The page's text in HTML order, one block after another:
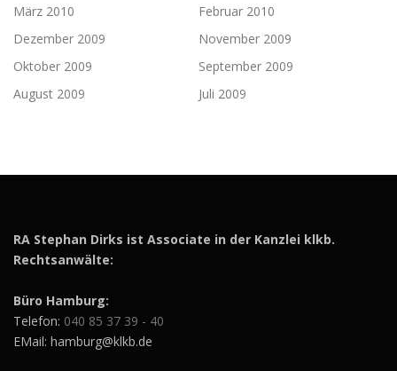
März 2010
Februar 2010
Dezember 2009
November 2009
Oktober 2009
September 2009
August 2009
Juli 2009
RA Stephan Dirks ist Associate in der Kanzlei klkb.
Rechtsanwälte:
Büro Hamburg:
Telefon: 040 85 37 39 - 40
EMail: hamburg@klkb.de